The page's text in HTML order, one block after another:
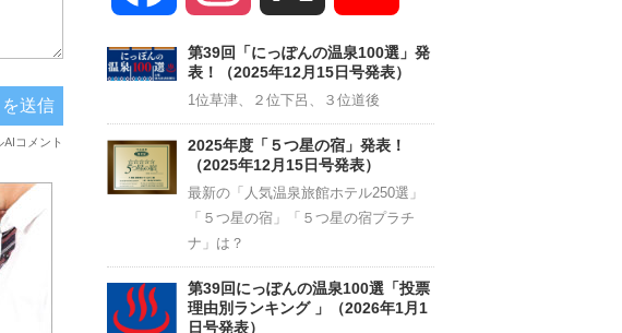
Channel
第39回「にっぽんの温泉100選」発
表！（2025年12月15日号発表）
1位草津、２位下呂、３位道後
2025年度「５つ星の宿」発表！
（2025年12月15日号発表）
最新の「人気温泉旅館ホテル250選」
「５つ星の宿」「５つ星の宿プラチ
ナ」は？
第39回にっぽんの温泉100選「投票
理由別ランキング 」（2026年1月1
日号発表）